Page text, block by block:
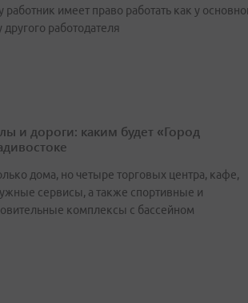
работник имеет право работать как у
другого работодателя
и дороги: каким будет «Город
дома, но четыре торговых центра, кафе,
сервисы, а также спортивные и
комплексы с бассейном